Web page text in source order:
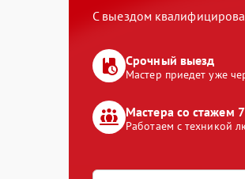
С выездом
Срочный выезд
Мастер приедет уже
Мастера со стажем
Работаем с техникой